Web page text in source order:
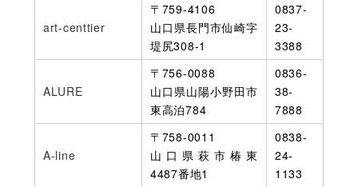
art-centtier
〒759-4106
山口県長門市仙崎字
堤尻308-1
0837-
23-
3388
ALURE
〒756-0088
山口県山陽小野田市
東高泊784
0836-
38-
7888
A-line
〒758-0011
山口県萩市椿東
4487番地1
0838-
24-
1133